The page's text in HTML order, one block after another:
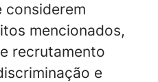
considerem
mencionados,
recrutamento
e